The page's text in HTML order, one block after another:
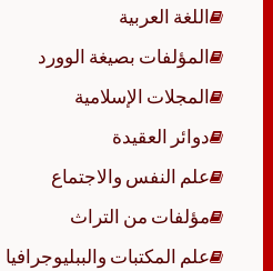
اللغة العربية
المؤلفات بصيغة الوورد
المجلات الإسلامية
دوائر العقيدة
علم النفس والاجتماع
مؤلفات من التراث
علم المكتبات والببليوجرافيا